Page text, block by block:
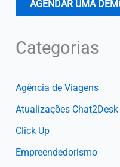
AGENDAR UMA
Categorias
Agência de Viagens
Atualizações Chat2Desk
Click Up
Empreendedorismo